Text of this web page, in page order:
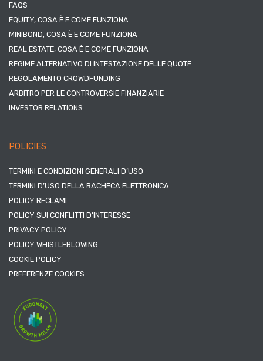
FAQS
EQUITY, COSA È E COME FUNZIONA
MINIBOND, COSA È E COME FUNZIONA
REAL ESTATE, COSA È E COME FUNZIONA
REGIME ALTERNATIVO DI INTESTAZIONE DELLE QUOTE
REGOLAMENTO CROWDFUNDING
ARBITRO PER LE CONTROVERSIE FINANZIARIE
INVESTOR RELATIONS
POLICIES
TERMINI E CONDIZIONI GENERALI D’USO
TERMINI D’USO DELLA BACHECA ELETTRONICA
POLICY RECLAMI
POLICY SUI CONFLITTI D’INTERESSE
PRIVACY POLICY
POLICY WHISTLEBLOWING
COOKIE POLICY
PREFERENZE COOKIES